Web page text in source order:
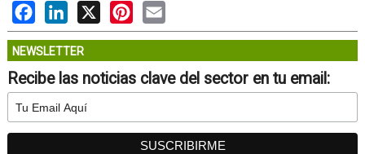
FacebookLinkedIn
X PinterestEmail
NEWSLETTER
Recibe las noticias clave del sector en tu email: